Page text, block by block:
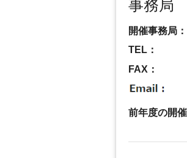
事務局
開催事務局：
TEL：
FAX：
前年度の開催